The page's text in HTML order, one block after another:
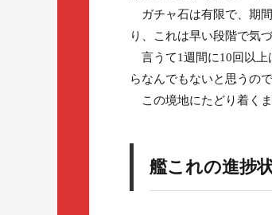
ガチャ石は有限で、期
り、これは早い段階で気
言うて1週間に10回以上
らなんでもないと思うの
この境地にたどり着くま
艦これの進捗